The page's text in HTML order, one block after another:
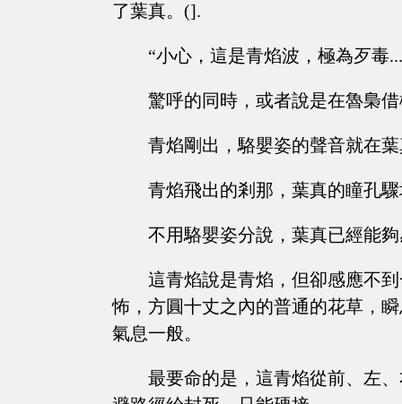
了葉真。(].
“小心，這是青焰波，極為歹毒
驚呼的同時，或者說是在魯梟
青焰剛出，駱嬰姿的聲音就在
青焰飛出的剎那，葉真的瞳孔
不用駱嬰姿分說，葉真已經能
這青焰說是青焰，但卻感應不
怖，方圓十丈之內的普通的花草，
氣息一般。
最要命的是，這青焰從前、左